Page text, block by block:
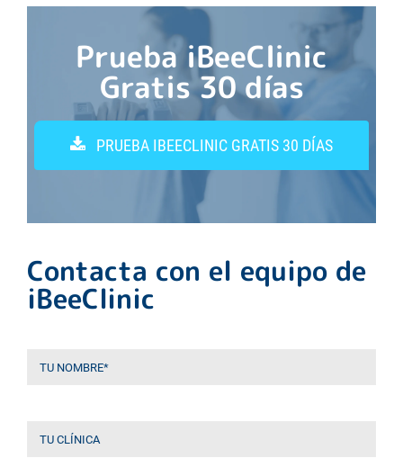
Prueba iBeeClinic
Gratis 30 días
PRUEBA IBEECLINIC GRATIS 30 DÍAS
Contacta con el equipo de
iBeeClinic